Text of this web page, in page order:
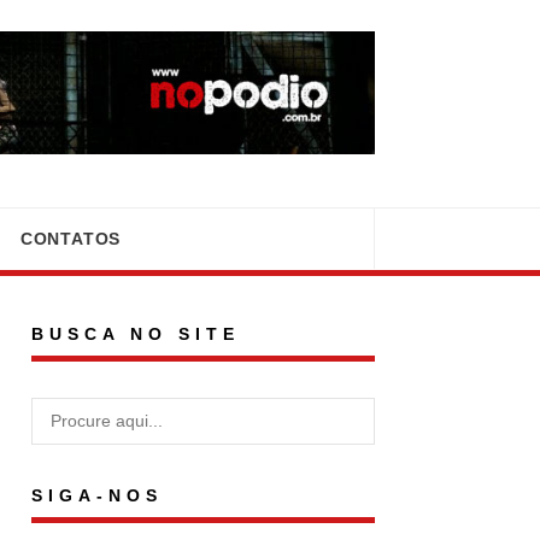
CONTATOS
BUSCA NO SITE
SIGA-NOS